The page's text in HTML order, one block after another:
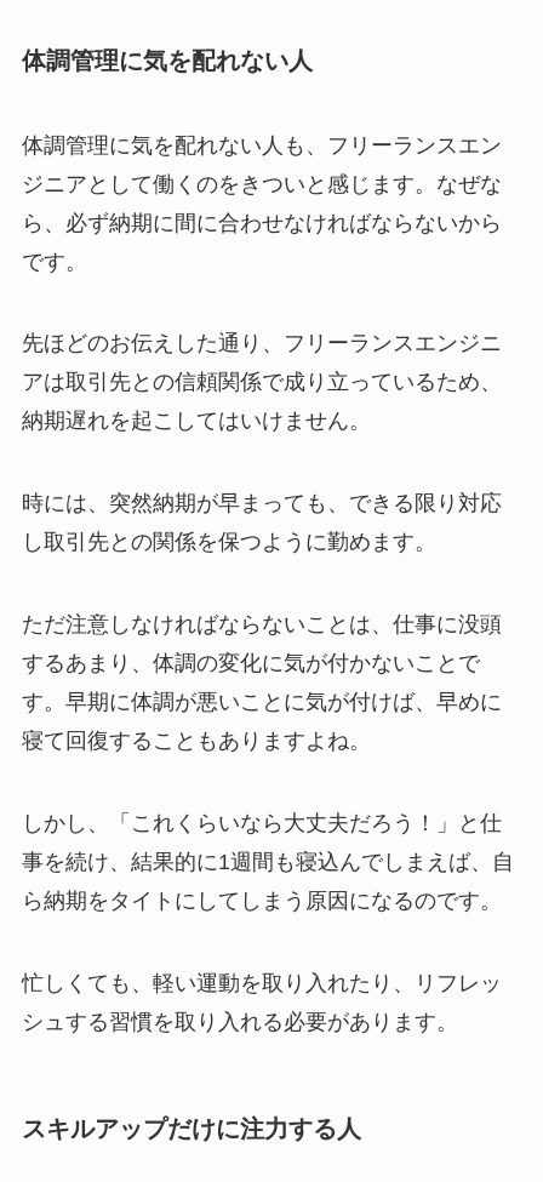
体調管理に気を配れない人
体調管理に気を配れない人も、フリーランスエン
ジニアとして働くのをきついと感じます。なぜな
ら、必ず納期に間に合わせなければならないから
です。
先ほどのお伝えした通り、フリーランスエンジニ
アは取引先との信頼関係で成り立っているため、
納期遅れを起こしてはいけません。
時には、突然納期が早まっても、できる限り対応
し取引先との関係を保つように勤めます。
ただ注意しなければならないことは、仕事に没頭
するあまり、体調の変化に気が付かないことで
す。早期に体調が悪いことに気が付けば、早めに
寝て回復することもありますよね。
しかし、「これくらいなら大丈夫だろう！」と仕
事を続け、結果的に1週間も寝込んでしまえば、自
ら納期をタイトにしてしまう原因になるのです。
忙しくても、軽い運動を取り入れたり、リフレッ
シュする習慣を取り入れる必要があります。
スキルアップだけに注力する人